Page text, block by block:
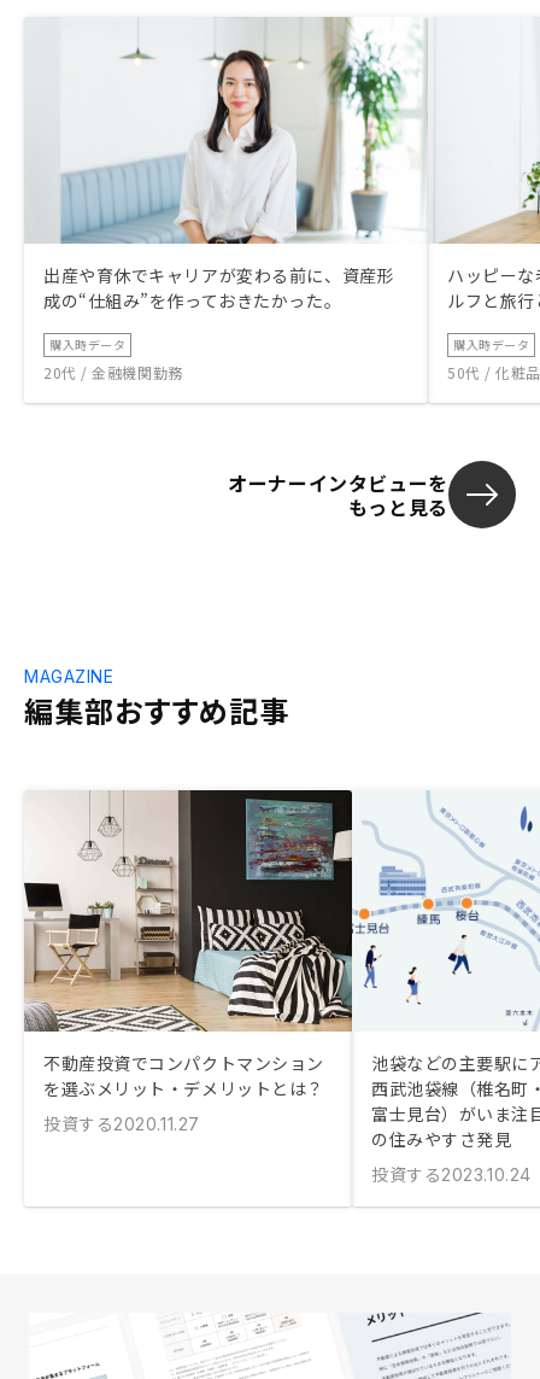
出産や育休でキャリアが変わる前に、資産形
成の“仕組み”を作っておきたかった。
購入時データ
20代 / 金融機関勤務
ハッピー
ルフと旅
購入時データ
50代 / 化粧
オーナーインタビューを
もっと見る
編集部おすすめ記事
MAGAZINE
不動産投資でコンパクトマンション
を選ぶメリット・デメリットとは？
投資する2020.11.27
池袋などの主要駅に
西武池袋線（椎名町
富士見台）がいま注
の住みやすさ発見
投資する2023.10.24